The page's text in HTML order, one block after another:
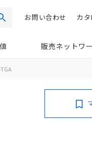
検索 カ
お問い合わせ
販売ネットワ